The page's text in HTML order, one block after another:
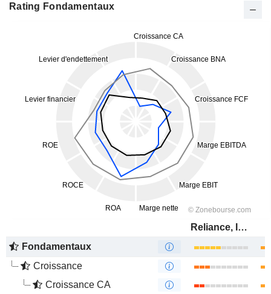
Rating Fondamentaux
Reliance, Inc.
Fondamentaux
Croissance
Croissance CA